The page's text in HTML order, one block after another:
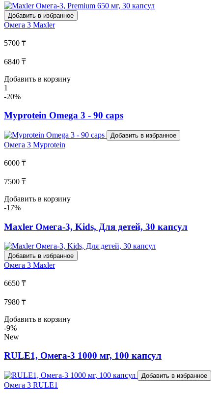
Добавить в избранное
Омега 3 Maxler
5700 ₸
6840 ₸
Добавить в корзину
1
-20%
Myprotein Omega 3 - 90 caps
Добавить в избранное
Омега 3 Myprotein
6000 ₸
7500 ₸
Добавить в корзину
-17%
Maxler Омега-3, Kids, Для детей, 30 капсул
Добавить в избранное
Омега 3 Maxler
6650 ₸
7980 ₸
Добавить в корзину
-9%
New
RULE1, Омега-3 1000 мг, 100 капсул
Добавить в избранное
Омега 3 RULE1